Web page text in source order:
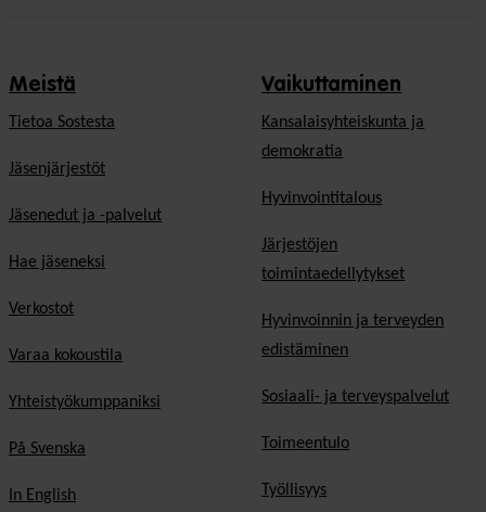
Meistä
Tietoa Sostesta
Jäsenjärjestöt
Jäsenedut ja -palvelut
Hae jäseneksi
Verkostot
Varaa kokoustila
Yhteistyökumppaniksi
På Svenska
In English
Vaikuttaminen
Kansalaisyhteiskunta ja
demokratia
Hyvinvointitalous
Järjestöjen
toimintaedellytykset
Hyvinvoinnin ja terveyden
edistäminen
Sosiaali- ja terveyspalvelut
Toimeentulo
Työllisyys